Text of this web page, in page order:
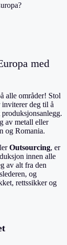
med
alle områder! Stol
deg til å
av metall eller
og Romania.
Outsourcing, er
innen alle
av alt fra den
og
rettssikker og